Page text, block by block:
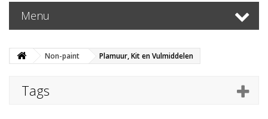
Menu
Non-paint Plamuur, Kit en Vulmiddelen
Tags